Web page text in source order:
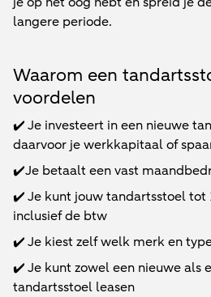
langere periode.
Waarom een
voordelen
✔️ Je investeert in een nieuwe
daarvoor je werkkapitaal of
✔️Je betaalt een vast
✔️ Je kunt jouw tandartsstoel tot
inclusief de btw
✔️ Je kiest zelf welk merk en
✔️ Je kunt zowel een nieuwe als
tandartsstoel leasen